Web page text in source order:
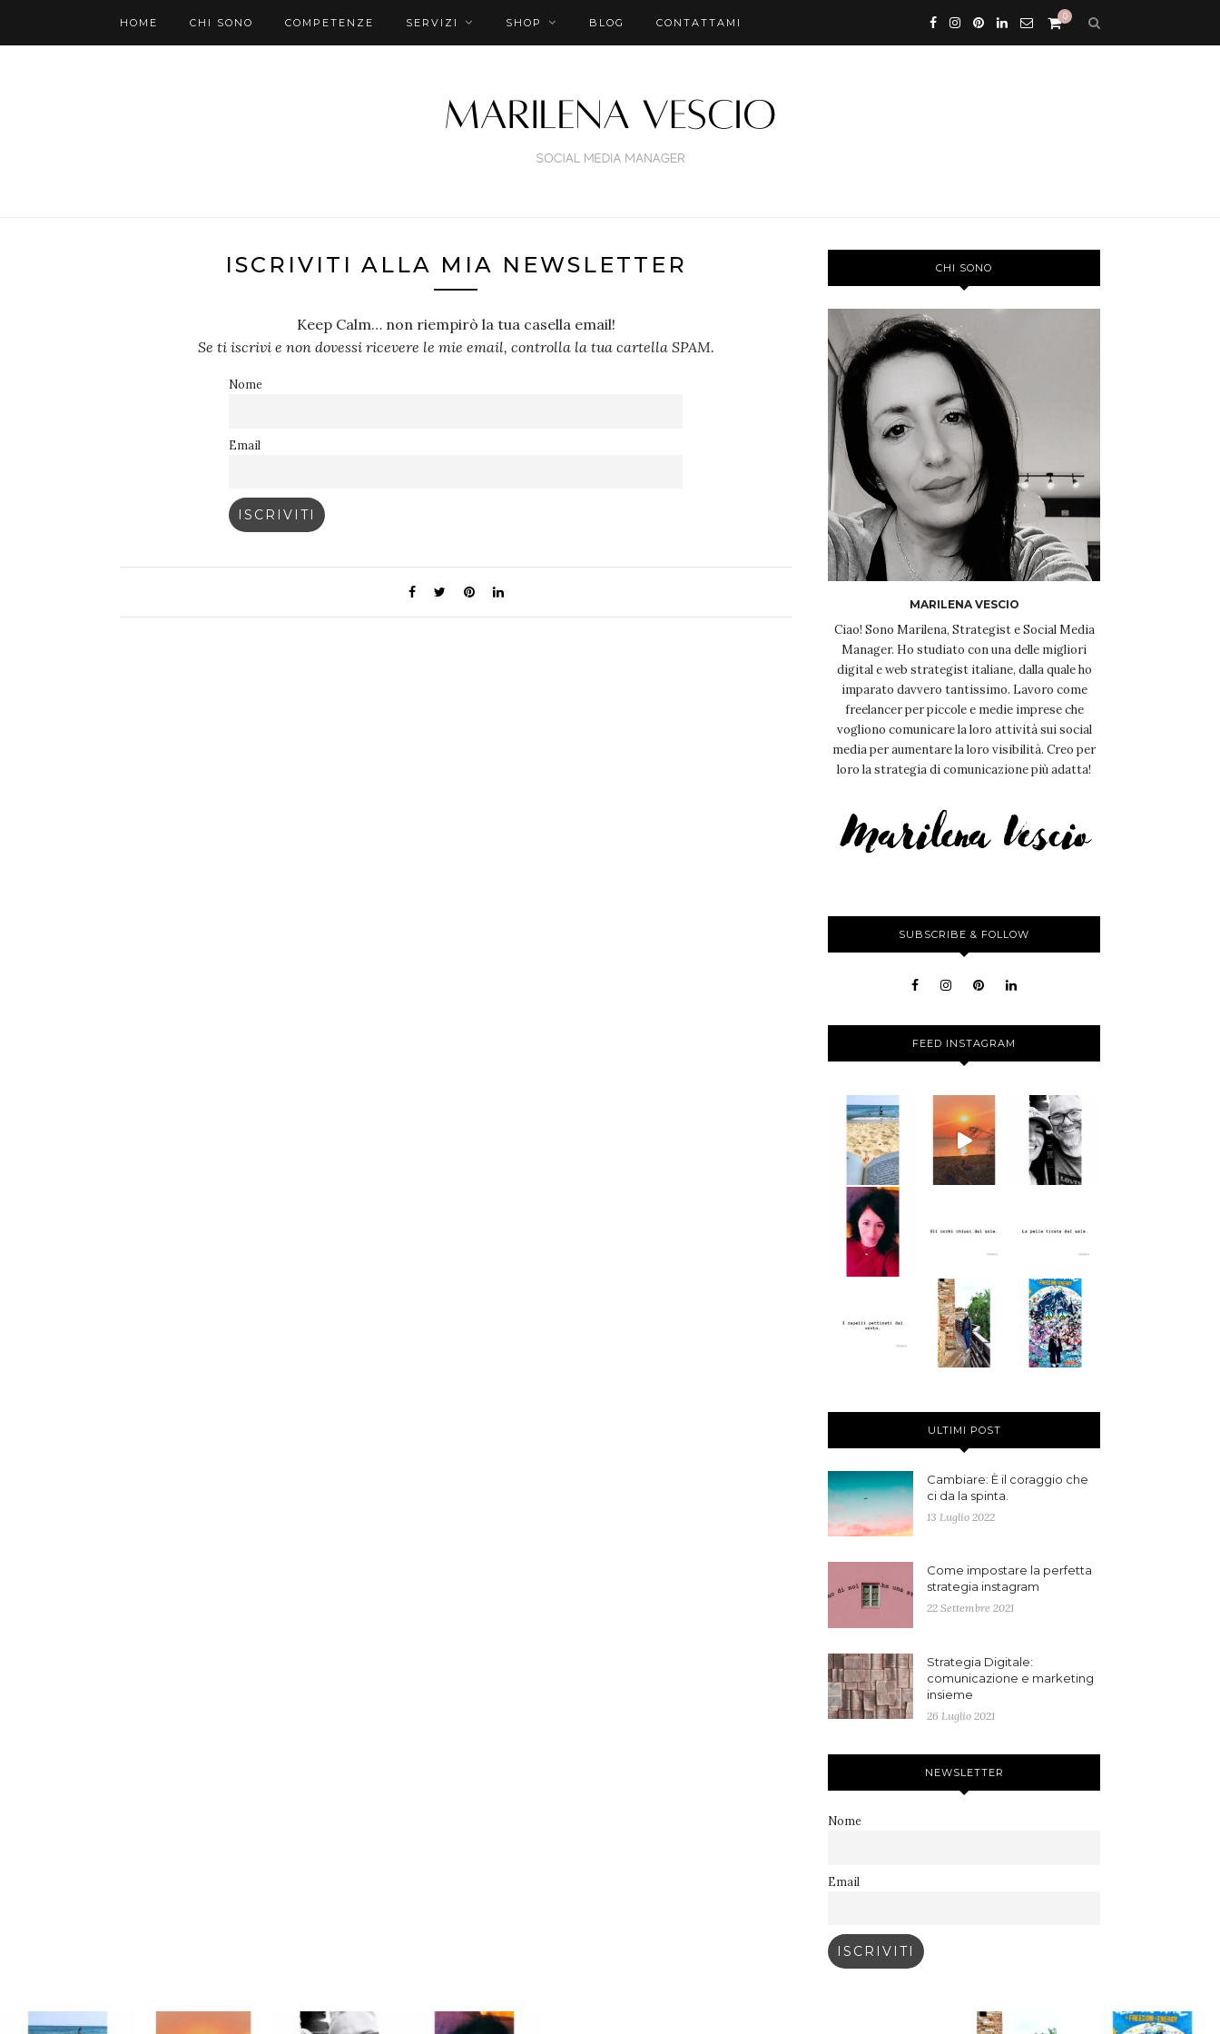
HOME CHI SONO COMPETENZE SERVIZI SHOP BLOG CONTATTAMI
0
ISCRIVITI ALLA MIA NEWSLETTER
Keep Calm… non riempirò la tua casella email!
Se ti iscrivi e non dovessi ricevere le mie email, controlla la tua cartella SPAM.
Nome
Email
CHI SONO
MARILENA VESCIO
Ciao! Sono Marilena, Strategist e Social Media
Manager. Ho studiato con una delle migliori
digital e web strategist italiane, dalla quale ho
imparato davvero tantissimo. Lavoro come
freelancer per piccole e medie imprese che
vogliono comunicare la loro attività sui social
media per aumentare la loro visibilità. Creo per
loro la strategia di comunicazione più adatta!
SUBSCRIBE & FOLLOW
FEED INSTAGRAM
ULTIMI POST
Cambiare: È il coraggio che
ci da la spinta.
13 Luglio 2022
Come impostare la perfetta
strategia instagram
22 Settembre 2021
Strategia Digitale:
comunicazione e marketing
insieme
26 Luglio 2021
NEWSLETTER
Nome
Email